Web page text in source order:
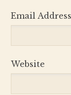
Email Address
Website